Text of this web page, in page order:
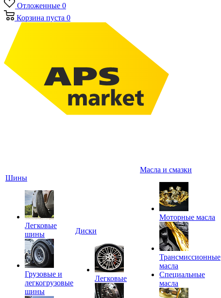
Отложенные 0
Корзина пуста 0
Шины
Легковые
шины
Грузовые и
легкогрузовые
шины
Диски
Легковые
Масла и смазки
Моторные масла
Трансмиссионные
масла
Специальные
масла